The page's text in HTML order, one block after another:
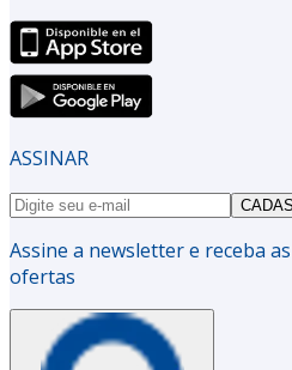
ASSINAR
Assine a newsletter e receba
ofertas